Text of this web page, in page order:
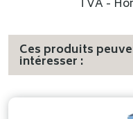
TVA -
Ces produits
intéresser :